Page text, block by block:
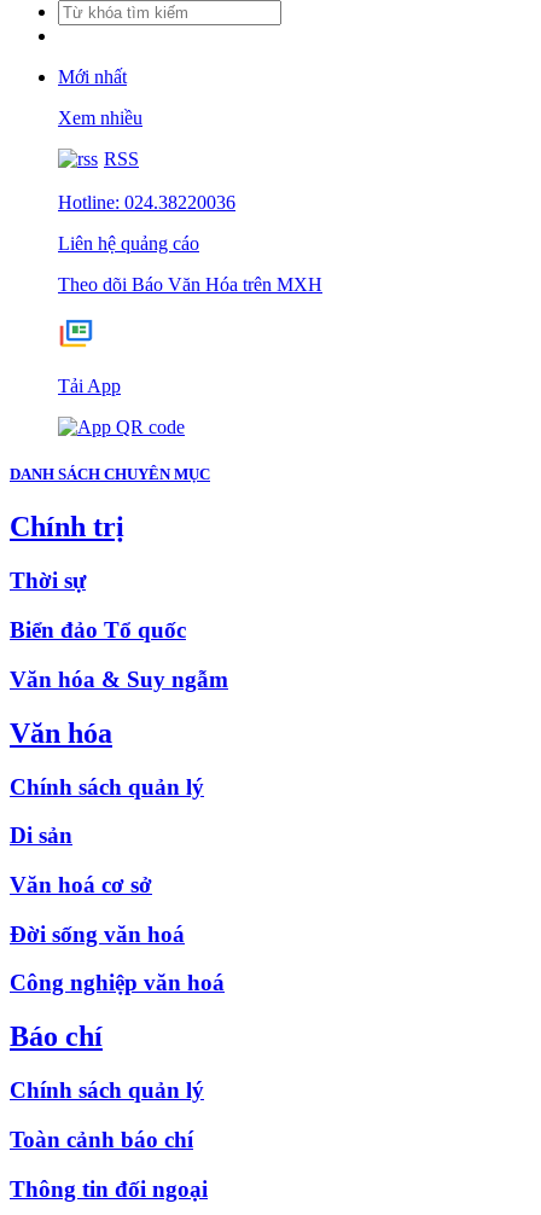
Mới nhất
Xem nhiều
RSS
Hotline: 024.38220036
Liên hệ quảng cáo
Theo dõi Báo Văn Hóa trên MXH
Tải App
DANH SÁCH CHUYÊN MỤC
Chính trị
Thời sự
Biển đảo Tổ quốc
Văn hóa & Suy ngẫm
Văn hóa
Chính sách quản lý
Di sản
Văn hoá cơ sở
Đời sống văn hoá
Công nghiệp văn hoá
Báo chí
Chính sách quản lý
Toàn cảnh báo chí
Thông tin đối ngoại